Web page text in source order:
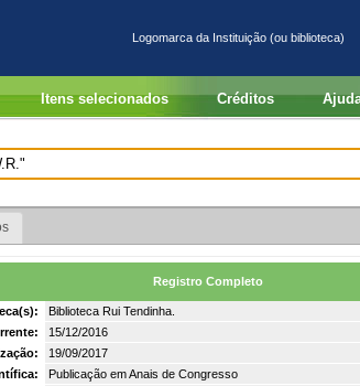
Logomarca da Instituição (ou biblioteca)
Itens selecionados Créditos
Registro Completo
Biblioteca Rui Tendinha.
15/12/2016
19/09/2017
Publicação em Anais de Congresso